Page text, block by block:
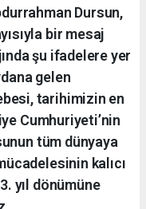
Dursun,
bir mesaj
şu ifadelere yer
gelen
tarihimizin en
Cumhuriyeti’nin
tüm dünyaya
kalıcı
yıl dönümüne